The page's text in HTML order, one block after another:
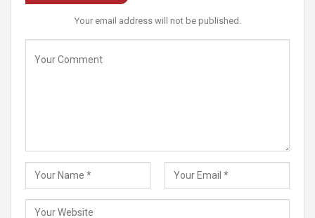
Your email address will not be published.